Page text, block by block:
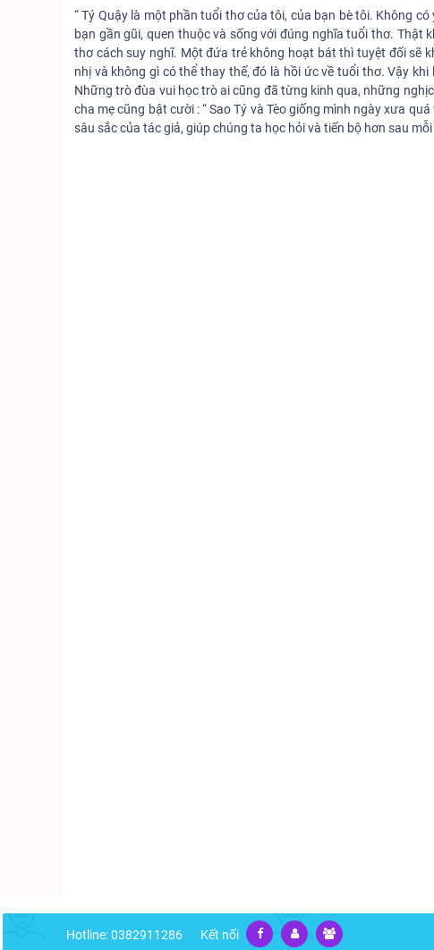
“ Tý Quậy là một phần tuổi thơ của tôi, của bạn bè tôi. Không
bạn gần gũi, quen thuộc và sống với đúng nghĩa tuổi thơ.
thơ cách suy nghĩ. Một đứa trẻ không hoạt bát thì tuyệt đối sẽ
nhị và không gì có thể thay thế, đó là hồi ức về tuổi thơ. Vậy
Những trò đùa vui học trò ai cũng đã từng kinh qua, những
cha mẹ cũng bật cười : “ Sao Tý và Tèo giống mình ngày xưa
sâu sắc của tác giả, giúp chúng ta học hỏi và tiến bộ hơn sau
Hotline: 0382911286 Kết nối